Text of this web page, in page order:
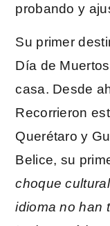
probando y
Su primer
Día de
casa. Desde
Recorrieron
Querétaro y
Belice, su
choque
idioma no han